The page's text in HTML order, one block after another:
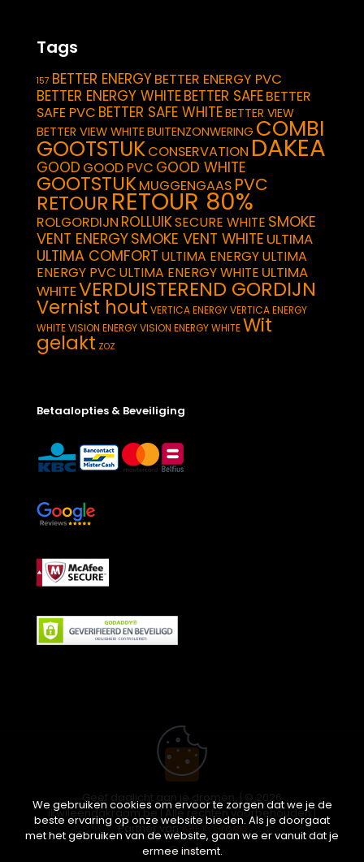
Tags
157 BETTER ENERGYBETTER ENERGY PVC
BETTER ENERGY WHITEBETTER SAFEBETTER
SAFE PVC BETTER SAFE WHITEBETTER VIEW
BETTER VIEW WHITEBUITENZONWERING COMBI
GOOTSTUKCONSERVATION DAKEA
GOOD GOOD PVC GOOD WHITE
GOOTSTUKMUGGENGAAS PVC
RETOUR RETOUR 80%
ROLGORDIJN ROLLUIKSECURE WHITE SMOKE
VENT ENERGYSMOKE VENT WHITE ULTIMA
ULTIMA COMFORT ULTIMA ENERGYULTIMA
ENERGY PVC ULTIMA ENERGY WHITE ULTIMA
WHITEVERDUISTEREND GORDIJN
Vernist hout VERTICA ENERGYVERTICA ENERGY
WHITEVISION ENERGYVISION ENERGY WHITEWit
gelakt ZOZ
Betaalopties & Beveiliging
Geef daglicht aan je dromen. | © 2026
ikwileendakraam.be | Alle rechten voorbehouden |
Partner vanAPEX-Groep
We gebruiken cookies om ervoor te zorgen dat we je de
beste ervaring op onze website bieden. Als je doorgaat
met het gebruiken van de website, gaan we er vanuit dat je
ermee instemt.